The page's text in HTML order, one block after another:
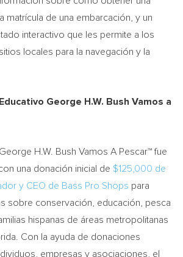
matrícula de una embarcación, y un
interactivo que les permite a los
locales para la navegación y la
George H.W. Bush Vamos a
H.W. Bush Vamos A Pescar™ fue
una donación inicial de $125,000 de
y CEO de Bass Pro Shops para
sobre conservación, educación, pesca
hispanas de áreas metropolitanas
Con la ayuda de donaciones
empresas y asociaciones, el